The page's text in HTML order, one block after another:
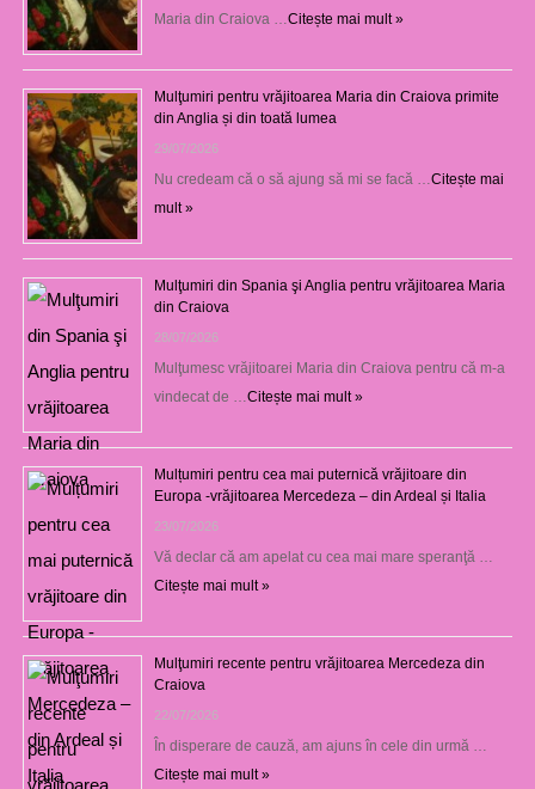
Maria din Craiova … Citește mai mult »
Mulţumiri pentru vrăjitoarea Maria din Craiova primite
din Anglia și din toată lumea
29/07/2026
Nu credeam că o să ajung să mi se facă … Citește mai
mult »
Mulţumiri din Spania şi Anglia pentru vrăjitoarea Maria
din Craiova
28/07/2026
Mulţumesc vrăjitoarei Maria din Craiova pentru că m-a
vindecat de … Citește mai mult »
Mulțumiri pentru cea mai puternică vrăjitoare din
Europa -vrăjitoarea Mercedeza – din Ardeal și Italia
23/07/2026
Vă declar că am apelat cu cea mai mare speranţă …
Citește mai mult »
Mulţumiri recente pentru vrăjitoarea Mercedeza din
Craiova
22/07/2026
În disperare de cauză, am ajuns în cele din urmă …
Citește mai mult »